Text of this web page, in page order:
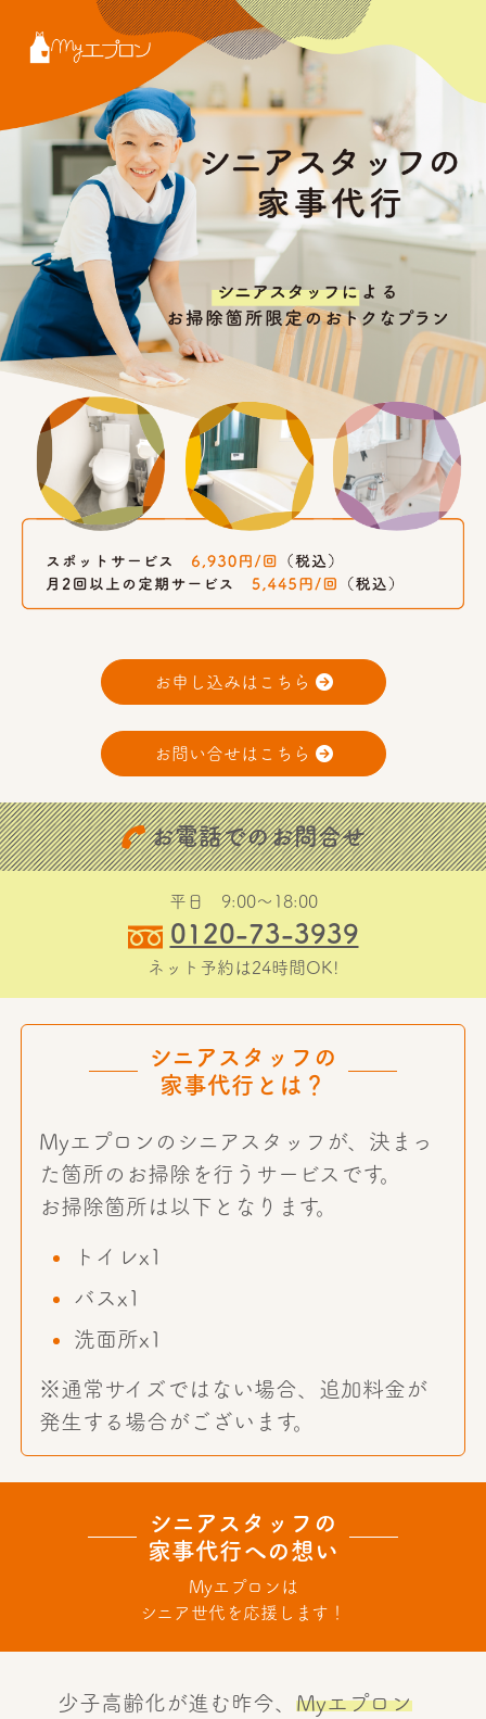
お申し込みはこちら
お問い合せはこちら
お電話でのお問合せ
平日 9:00〜18:00
0120-73-3939
ネット予約は24時間OK!
シニアスタッフの
家事代行とは？
Myエプロンのシニアスタッフが、決まっ
た箇所のお掃除を行うサービスです。
お掃除箇所は以下となります。
トイレx1
バスx1
洗面所x1
※通常サイズではない場合、追加料金が
発生する場合がございます。
シニアスタッフの
家事代行への想い
Myエプロンは
シニア世代を応援します！
少子高齢化が進む昨今、Myエプロン